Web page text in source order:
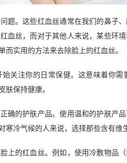
题。这些红血丝通常在我们的鼻子
血丝，而对于其他人来说，某些环
实用的方法来去除脸上的红血丝。
关注你的日常保健。这意味着你
肤保持健康。
确的护肤产品。使用温和的护肤产
寒冷气候的人来说，选择那些含有维
上的红血丝。例如，使用冷敷物品